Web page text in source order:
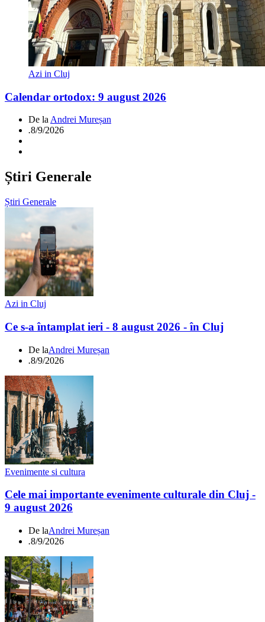
Azi in Cluj
Calendar ortodox: 9 august 2026
De la Andrei Mureșan
.8/9/2026
Știri Generale
Știri Generale
Azi in Cluj
Ce s-a întamplat ieri - 8 august 2026 - în Cluj
De laAndrei Mureșan
.8/9/2026
Evenimente si cultura
Cele mai importante evenimente culturale din Cluj -
9 august 2026
De laAndrei Mureșan
.8/9/2026